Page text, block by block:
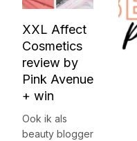
XXL Affect
Cosmetics
review by
Pink Avenue
+ win
Ook ik als
beauty blogger